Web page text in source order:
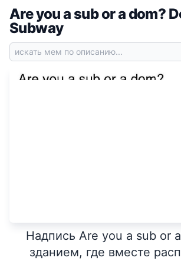
Are you a sub or a dom?
Subway
Надпись Are you a sub or
зданием, где вместе